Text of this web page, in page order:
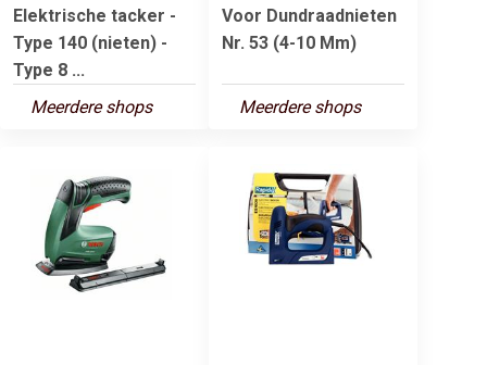
Elektrische tacker -
Type 140 (nieten) -
Type 8 ...
Meerdere shops
Voor Dundraadnieten
Nr. 53 (4-10 Mm)
Meerdere shops